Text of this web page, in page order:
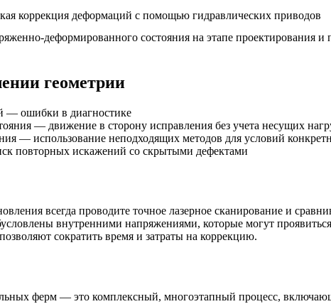
коррекция деформаций с помощью гидравлических приводов
деформированного состояния на этапе проектирования и
геометрии
— ошибки в диагностике
— движение в сторону исправления без учета несущих
— использование неподходящих методов для условий
повторных искажений со скрытыми дефектами
всегда проводите точное лазерное сканирование и
внутренними напряжениями, которые могут
сократить время и затраты на коррекцию.
ферм — это комплексный, многоэтапный процесс,